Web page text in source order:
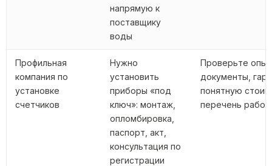
напрямую к
поставщику
воды
Профильная
компания по
установке
счетчиков
Нужно
установить
приборы «под
ключ»: монтаж,
опломбировка,
паспорт, акт,
консультация по
регистрации
Проверьте
документы,
понятную
перечень работ